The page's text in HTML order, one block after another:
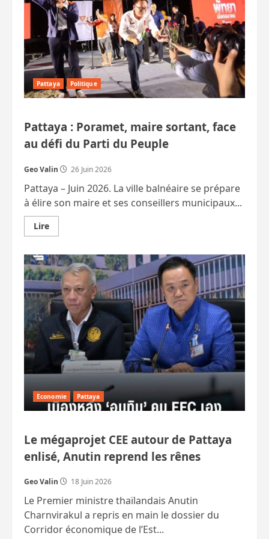
à
Pattaya,
cette
fois.
Pattaya Politique
Pattaya : Poramet, maire sortant, face
au défi du Parti du Peuple
Geo Valin 26 Juin 2026
Pattaya – Juin 2026. La ville balnéaire se prépare
à élire son maire et ses conseillers municipaux...
LireEn
savoir
Pattaya
:
Poramet,
maire
sortant,
face
au
défi
Parti
du
Peuple
Economie Pattaya
Le mégaprojet CEE autour de Pattaya
enlisé, Anutin reprend les rênes
Geo Valin 18 Juin 2026
Le Premier ministre thaïlandais Anutin
Charnvirakul a repris en main le dossier du
Corridor économique de l’Est...